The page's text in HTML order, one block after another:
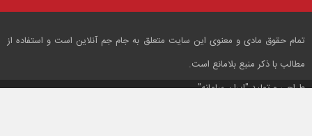
تمام حقوق مادی و معنوی این سایت متعلق به جام جم آنلاین است و استفاده از
مطالب با ذکر منبع بلامانع است.
طراحی و تولید"ایران سامانه"